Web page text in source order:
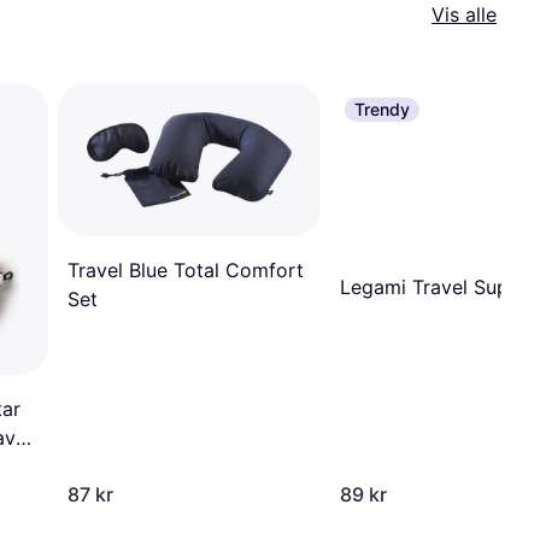
Vis alle
Travel Blue Total Comfort
Set
87 kr
Trendy
Legami Travel
89 kr